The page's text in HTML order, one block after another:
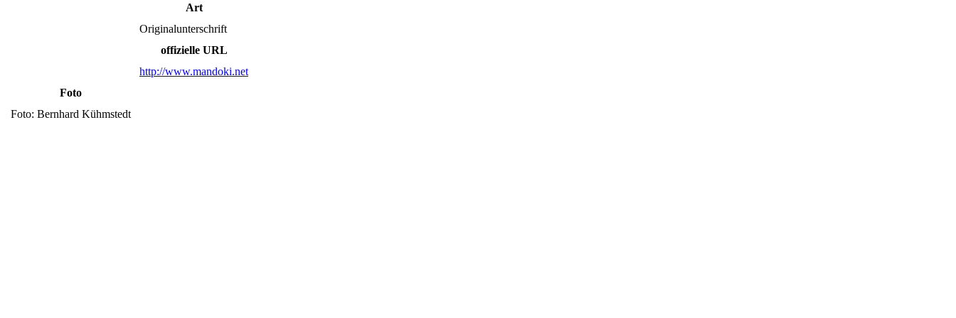
Art
Originalunterschrift
offizielle URL
http://www.mandoki.net
Foto
Foto: Bernhard Kühmstedt